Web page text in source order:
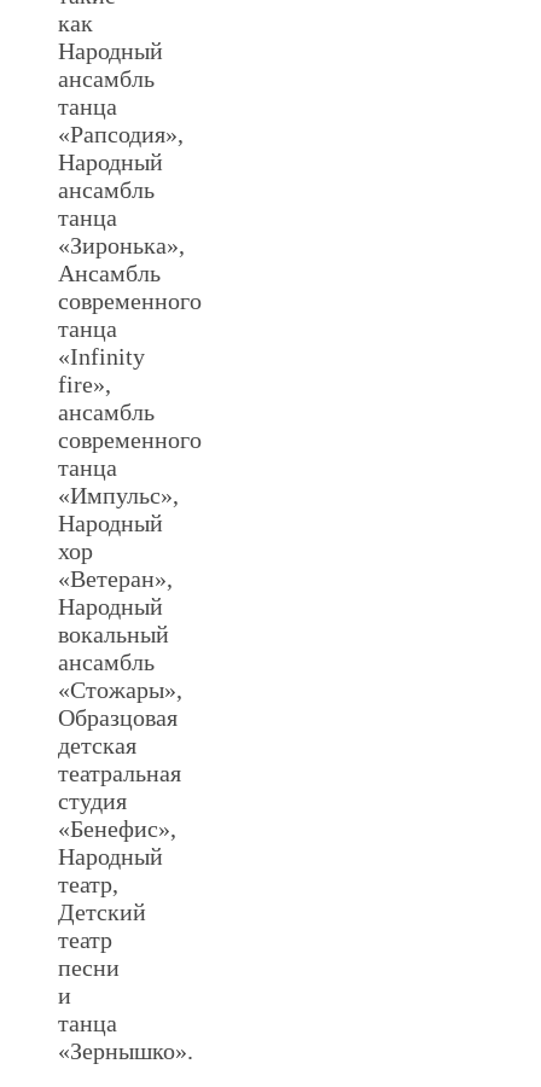
как
Народный
ансамбль
танца
«Рапсодия»,
Народный
ансамбль
танца
«Зиронька»,
Ансамбль
современного
танца
«Infinity
fire»,
ансамбль
современного
танца
«Импульс»,
Народный
хор
«Ветеран»,
Народный
вокальный
ансамбль
«Стожары»,
Образцовая
детская
театральная
студия
«Бенефис»,
Народный
театр,
Детский
театр
песни
и
танца
«Зернышко».